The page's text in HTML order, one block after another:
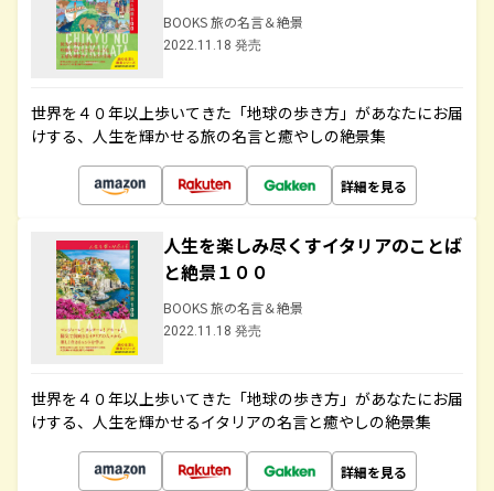
BOOKS 旅の名言＆絶景
2022.11.18 発売
世界を４０年以上歩いてきた「地球の歩き方」があなたにお届
けする、人生を輝かせる旅の名言と癒やしの絶景集
詳細を見る
人生を楽しみ尽くすイタリアのことば
と絶景１００
BOOKS 旅の名言＆絶景
2022.11.18 発売
世界を４０年以上歩いてきた「地球の歩き方」があなたにお届
けする、人生を輝かせるイタリアの名言と癒やしの絶景集
詳細を見る